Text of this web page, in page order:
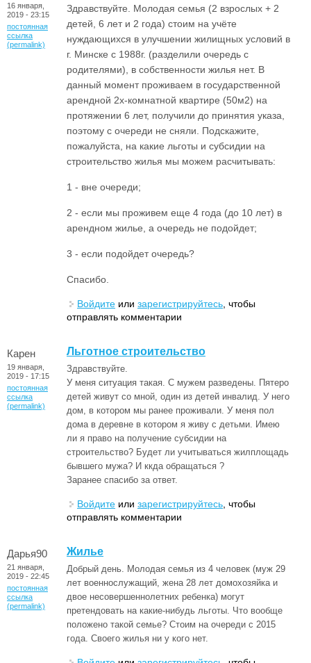
16 января,
2019 - 23:15
постоянная
ссылка
(permalink)
Здравствуйте. Молодая семья (2 взрослых + 2
детей, 6 лет и 2 года) стоим на учёте
нуждающихся в улучшении жилищных условий в
г. Минске с 1988г. (разделили очередь с
родителями), в собственности жилья нет. В
данный момент проживаем в государственной
арендной 2х-комнатной квартире (50м2) на
протяжении 6 лет, получили до принятия указа,
поэтому с очереди не сняли. Подскажите,
пожалуйста, на какие льготы и субсидии на
строительство жилья мы можем расчитывать:
1 - вне очереди;
2 - если мы проживем еще 4 года (до 10 лет) в
арендном жилье, а очередь не подойдет;
3 - если подойдет очередь?
Спасибо.
Войдите или зарегистрируйтесь , чтобы
отправлять комментарии
Карен
19 января,
2019 - 17:15
постоянная
ссылка
(permalink)
Льготное строительство
Здравствуйте.
У меня ситуация такая. С мужем разведены. Пятеро
детей живут со мной, один из детей инвалид. У него
дом, в котором мы ранее проживали. У меня пол
дома в деревне в котором я живу с детьми. Имею
ли я право на получение субсидии на
строительство? Будет ли учитываться жилплощадь
бывшего мужа? И ккда обращаться ?
Заранее спасибо за ответ.
Войдите или зарегистрируйтесь , чтобы
отправлять комментарии
Дарья90
21 января,
2019 - 22:45
постоянная
ссылка
(permalink)
Жилье
Добрый день. Молодая семья из 4 человек (муж 29
лет военнослужащий, жена 28 лет домохозяйка и
двое несовершеннолетних ребенка) могут
претендовать на какие-нибудь льготы. Что вообще
положено такой семье? Стоим на очереди с 2015
года. Своего жилья ни у кого нет.